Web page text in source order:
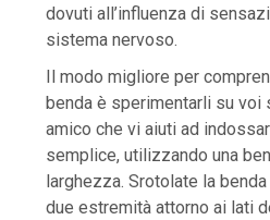
dovuti all’influenza di
sistema nervoso.
Il modo migliore per
benda è sperimentarli su voi
amico che vi aiuti ad
semplice, utilizzando una
larghezza. Srotolate la
due estremità attorno ai lati